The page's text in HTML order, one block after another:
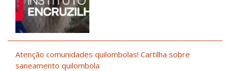
Atenção comunidades quilombolas! Cartilha sobre
saneamento quilombola